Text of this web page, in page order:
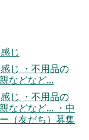
じ
じ ・不用品の
などなど...
じ ・不用品の
などなど... ・中
（友だち）募集